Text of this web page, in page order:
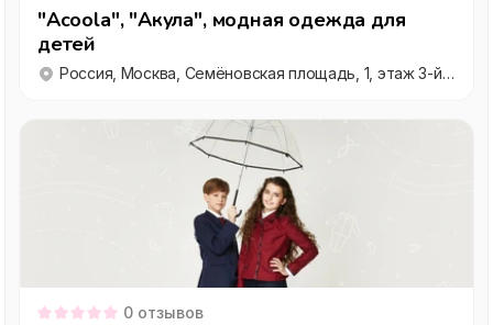
"Acoola", "Акула", модная одежда для
детей
Россия, Москва, Семёновская площадь, 1, этаж 3-й, секция 308
0 отзывов